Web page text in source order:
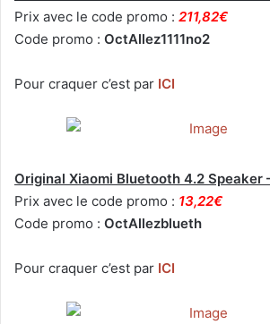
Prix avec le code promo : 211,82€
Code promo : OctAllez1111no2
Pour craquer c’est par ICI
Original Xiaomi Bluetooth 4.2 Speaker
Prix avec le code promo : 13,22€
Code promo : OctAllezblueth
Pour craquer c’est par ICI